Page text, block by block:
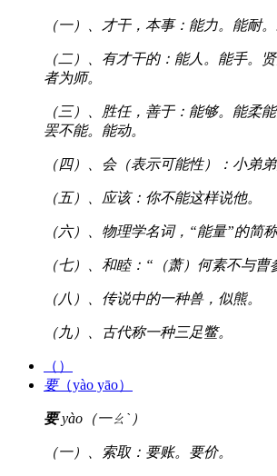
（一）、才干，本事：能力。能耐。
（二）、有才干的：能人。能手。
者为师。
（三）、胜任，善于：能够。能柔
罢不能。能动。
（四）、会（表示可能性）：小弟弟
（五）、应该：你不能这样说他。
（六）、物理学名词，“能量”的简
（七）、和睦：“（萧）何素不与曹
（八）、传说中的一种兽，似熊。
（九）、古代称一种三足鳖。
（）
要（yào yāo）
要yào（一ㄠˋ）
（一）、索取：要账。要价。